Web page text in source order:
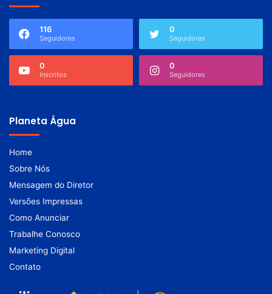
116
Seguidores
0
Seguidores
0
Inscritos
0
Seguidores
Planeta Água
Home
Sobre Nós
Mensagem do Diretor
Versões Impressas
Como Anunciar
Trabalhe Conosco
Marketing Digital
Contato